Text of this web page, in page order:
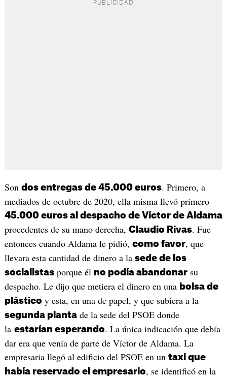
Son dos entregas de 45.000 euros. Primero, a
mediados de octubre de 2020, ella misma llevó primero
45.000 euros al despacho de Víctor de Aldama
procedentes de su mano derecha, Claudio Rivas. Fue
entonces cuando Aldama le pidió, como favor, que
llevara esta cantidad de dinero a la sede de los
socialistasporque él no podía abandonarsu
despacho. Le dijo que metiera el dinero en una bolsa de
plástico y esta, en una de papel, y que subiera a la
segunda plantade la sede del PSOE donde
la estarían esperando. La única indicación que debía
dar era que venía de parte de Víctor de Aldama. La
empresaria llegó al edificio del PSOE en un taxi que
había reservado el empresario, se identificó en la